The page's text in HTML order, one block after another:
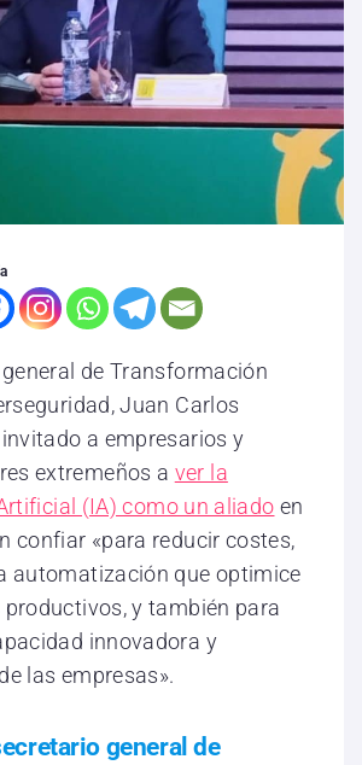
de Transformación
Juan Carlos
a empresarios y
extremeños a ver la
(IA) como un aliado en
confiar «para reducir costes,
automatización que optimice
productivos, y también para
innovadora y
las empresas».
general de